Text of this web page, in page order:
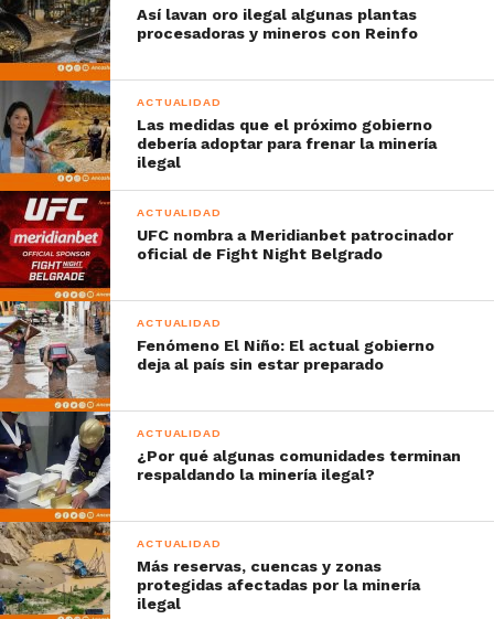
Así lavan oro ilegal algunas plantas
procesadoras y mineros con Reinfo
ACTUALIDAD
Las medidas que el próximo gobierno
debería adoptar para frenar la minería
ilegal
ACTUALIDAD
UFC nombra a Meridianbet patrocinador
oficial de Fight Night Belgrado
ACTUALIDAD
Fenómeno El Niño: El actual gobierno
deja al país sin estar preparado
ACTUALIDAD
¿Por qué algunas comunidades terminan
respaldando la minería ilegal?
ACTUALIDAD
Más reservas, cuencas y zonas
protegidas afectadas por la minería
ilegal